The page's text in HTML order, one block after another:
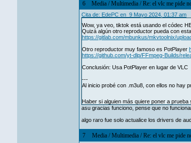
6 Media /Multimedia /Re: el vlc me pide
Cita de: EdePC en 9 Mayo 2024, 01:37 am
Wow, ya veo, tiktok está usando el códec
Quizá algún otro reproductor pueda con
https://gitlab.com/mbunkus/mkvtoolnix/
Otro reproductor muy famoso es PotPlayer
https://github.com/yt-dlp/FFmpeg-Builds/
Conclusión: Usa PotPlayer en lugar de VLC
---
Al inicio probé con .m3u8, con ellos no hay
Haber si alguien más quiere poner a
asu gracias funciono, pense que no
algo raro fue solo actualice los drivers de
7 Media /Multimedia /Re: el vlc me pide